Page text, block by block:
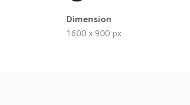
Dimension
1600 x 900 px